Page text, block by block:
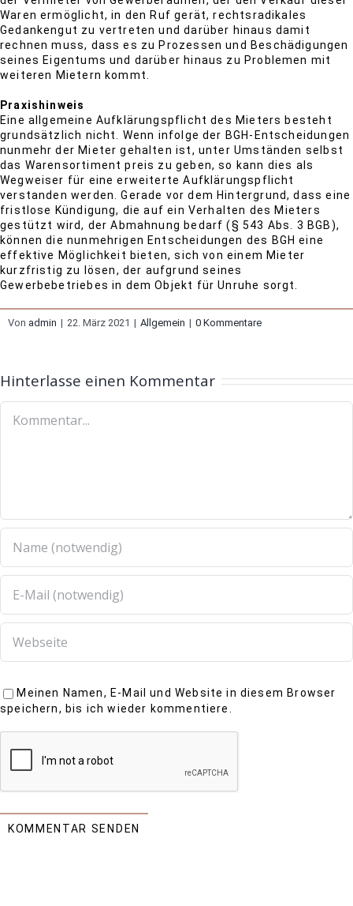
Waren ermöglicht, in den Ruf gerät, rechtsradikales
Gedankengut zu vertreten und darüber hinaus damit
rechnen muss, dass es zu Prozessen und Beschädigungen
seines Eigentums und darüber hinaus zu Problemen mit
weiteren Mietern kommt.
Praxishinweis
Eine allgemeine Aufklärungspflicht des Mieters besteht
grundsätzlich nicht. Wenn infolge der BGH-Entscheidungen
nunmehr der Mieter gehalten ist, unter Umständen selbst
das Warensortiment preis zu geben, so kann dies als
Wegweiser für eine erweiterte Aufklärungspflicht
verstanden werden. Gerade vor dem Hintergrund, dass eine
fristlose Kündigung, die auf ein Verhalten des Mieters
gestützt wird, der Abmahnung bedarf (§ 543 Abs. 3 BGB),
können die nunmehrigen Entscheidungen des BGH eine
effektive Möglichkeit bieten, sich von einem Mieter
kurzfristig zu lösen, der aufgrund seines
Gewerbebetriebes in dem Objekt für Unruhe sorgt.
Von admin | 22. März 2021 | Allgemein | 0 Kommentare
Hinterlasse einen Kommentar
Meinen Namen, E-Mail und Website in diesem Browser
speichern, bis ich wieder kommentiere.